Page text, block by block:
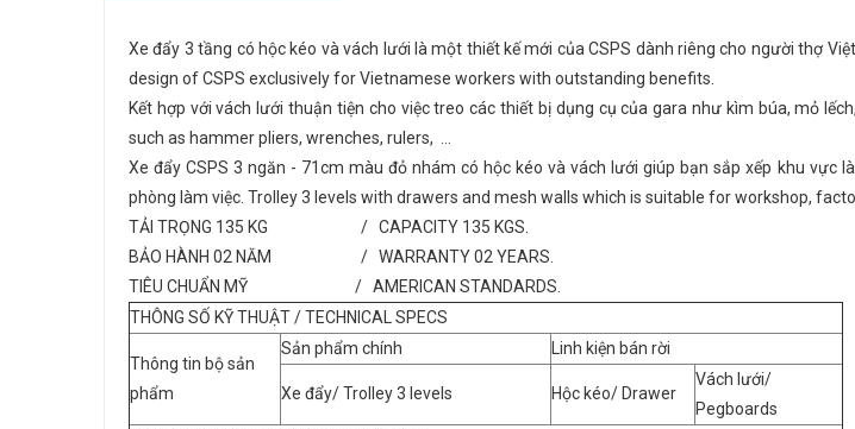
Xe đẩy 3 tầng có hộc kéo và vách lưới là một thiết kế mới của CSPS dành riêng cho người thợ
design of CSPS exclusively for Vietnamese workers with outstanding benefits.
Kết hợp với vách lưới thuận tiện cho việc treo các thiết bị dụng cụ của gara như kìm búa, mỏ
such as hammer pliers, wrenches, rulers, ...
Xe đẩy CSPS 3 ngăn - 71cm màu đỏ nhám có hộc kéo và vách lưới giúp bạn sắp xếp khu
phòng làm việc. Trolley 3 levels with drawers and mesh walls which is suitable for workshop,
TẢI TRỌNG 135 KG / CAPACITY 135 KGS.
BẢO HÀNH 02 NĂM / WARRANTY 02 YEARS.
TIÊU CHUẨN MỸ / AMERICAN STANDARDS.
THÔNG SỐ KỸ THUẬT / TECHNICAL SPECS
Thông tin bộ sản
phẩm
Sản phẩm chính Linh kiện bán rời
Xe đẩy/ Trolley 3 levels Hộc kéo/ Drawer
Vách lưới/
Pegboards